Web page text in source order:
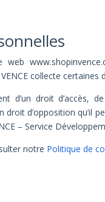
collecte
d’un droit d’accès,
droit d’opposition qu’il
– Service
notre Politique de